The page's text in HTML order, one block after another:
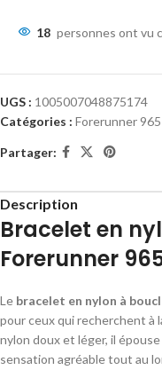
18 personnes ont vu
UGS : 1005007048875174
Catégories : Forerunner 965
Partager:
Description
Bracelet en
Forerunner
Le bracelet en nylon à
pour ceux qui recherchent à
nylon doux et léger, il
sensation agréable tout au